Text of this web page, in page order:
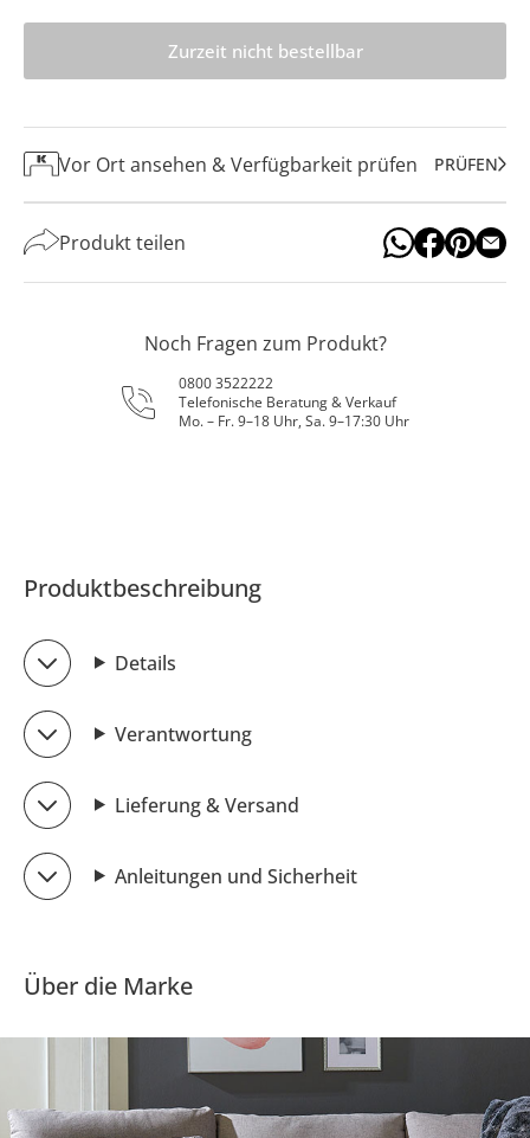
Zurzeit nicht bestellbar
Vor Ort ansehen & Verfügbarkeit prüfen PRÜFEN
Produkt teilen
Noch Fragen zum Produkt?
0800 3522222
Telefonische Beratung & Verkauf
Mo. – Fr. 9–18 Uhr, Sa. 9–17:30 Uhr
Produktbeschreibung
Details
Verantwortung
Lieferung & Versand
Anleitungen und Sicherheit
Über die Marke